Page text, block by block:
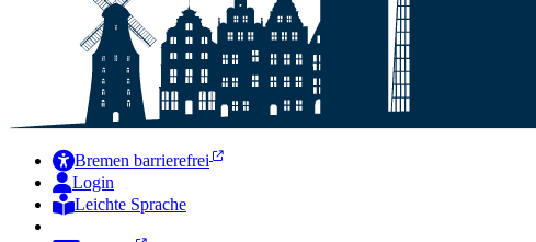
Bremen barrierefrei
Login
Leichte Sprache